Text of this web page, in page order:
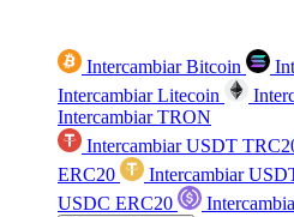
Intercambiar Bitcoin
Intercambiar Litecoin
Intercambiar TRON
Intercambiar USDT
ERC20
Intercambiar
USDC ERC20